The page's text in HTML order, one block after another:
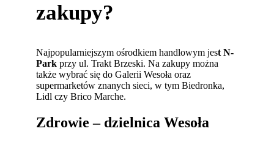
zakupy?
Najpopularniejszym ośrodkiem handlowym jest N-
Park przy ul. Trakt Brzeski. Na zakupy można
także wybrać się do Galerii Wesoła oraz
supermarketów znanych sieci, w tym Biedronka,
Lidl czy Brico Marche.
Zdrowie – dzielnica Wesoła